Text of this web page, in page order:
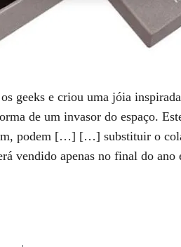
geeks e criou uma jóia
de um invasor do espaço.
podem […] […] substituir o
vendido apenas no final do ano